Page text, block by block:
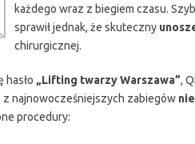
każdego wraz z biegiem czasu.
sprawił jednak, że skuteczny
chirurgicznej.
hasło „Lifting twarzy Warszawa”,
najnowocześniejszych zabiegów
procedury: